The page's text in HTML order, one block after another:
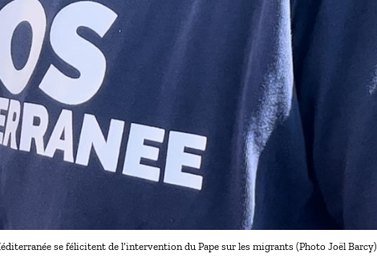
se félicitent de l’intervention du Pape sur les migrants (Photo Joël Barcy)